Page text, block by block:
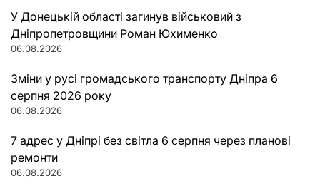
У Донецькій області загинув військовий з
Дніпропетровщини Роман Юхименко
06.08.2026
Зміни у русі громадського транспорту Дніпра 6
серпня 2026 року
06.08.2026
7 адрес у Дніпрі без світла 6 серпня через планові
ремонти
06.08.2026